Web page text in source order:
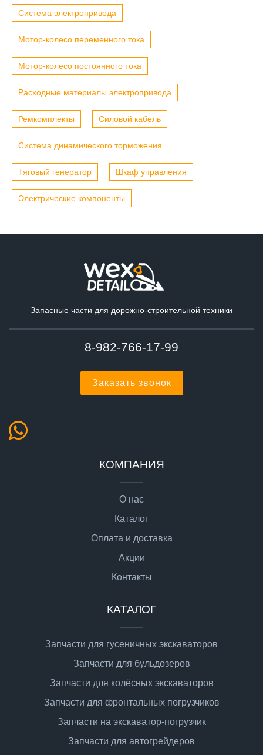
Система электропривода
Мотор-колесо переменного тока
Мотор-колесо постоянного тока
Расходные материалы электропривода
Ремкомплекты Силовой кабель
Система динамического торможения
Тяговый генератор Шкаф управления
Электрические компоненты
Запасные части для дорожно-строительной техники
8-982-766-17-99
Заказать звонок
КОМПАНИЯ
О нас
Каталог
Оплата и доставка
Акции
Контакты
КАТАЛОГ
Запчасти для гусеничных экскаваторов
Запчасти для бульдозеров
Запчасти для колёсных экскаваторов
Запчасти для фронтальных погрузчиков
Запчасти на экскаватор-погрузчик
Запчасти для автогрейдеров